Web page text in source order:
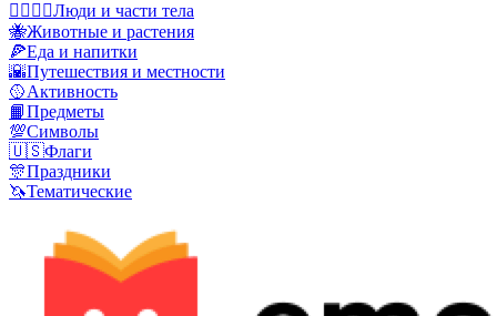
👩‍❤️‍💋‍👨Люди и части тела
🐝Животные и растения
🍕Еда и напитки
🌇Путешествия и местности
🥎Активность
📙Предметы
💯Символы
🇺🇸Флаги
🎊Праздники
🦄Тематические